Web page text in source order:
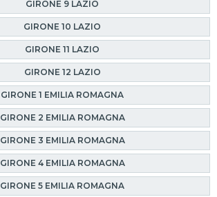
GIRONE 9 LAZIO
GIRONE 10 LAZIO
GIRONE 11 LAZIO
GIRONE 12 LAZIO
GIRONE 1 EMILIA ROMAGNA
GIRONE 2 EMILIA ROMAGNA
GIRONE 3 EMILIA ROMAGNA
GIRONE 4 EMILIA ROMAGNA
GIRONE 5 EMILIA ROMAGNA